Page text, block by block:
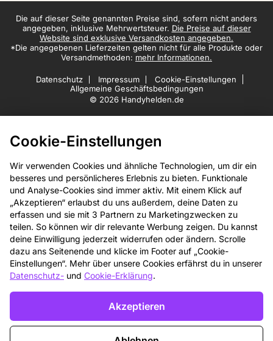
Cookie-Einstellungen
Wir verwenden Cookies und ähnliche Technologien, um dir ein
besseres und persönlicheres Erlebnis zu bieten. Funktionale
und Analyse-Cookies sind immer aktiv. Mit einem Klick auf
„Akzeptieren“ erlaubst du uns außerdem, deine Daten zu
erfassen und sie mit 3 Partnern zu Marketingzwecken zu
teilen. So können wir dir relevante Werbung zeigen. Du kannst
deine Einwilligung jederzeit widerrufen oder ändern. Scrolle
dazu ans Seitenende und klicke im Footer auf „Cookie-
Einstellungen“. Mehr über unsere Cookies erfährst du in unserer
Datenschutz- und Cookie-Erklärung.
Akzeptieren
Die auf dieser Seite genannten Preise sind, sofern nicht anders
angegeben, inklusive Mehrwertsteuer. Die Preise auf dieser
Website sind exklusive Versandkosten angegeben.
*Die angegebenen Lieferzeiten gelten nicht für alle Produkte oder
Versandmethoden: mehr Informationen.
Datenschutz Impressum
Cookie-Einstellungen
Allgemeine Geschäftsbedingungen
© 2026 Handyhelden.de